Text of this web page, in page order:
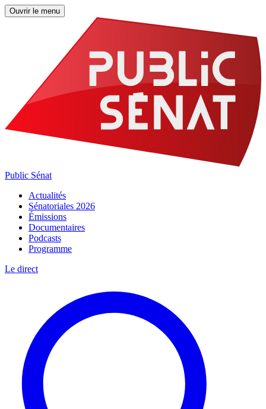
Ouvrir le menu
Public Sénat
Actualités
Sénatoriales 2026
Émissions
Documentaires
Podcasts
Programme
Le direct